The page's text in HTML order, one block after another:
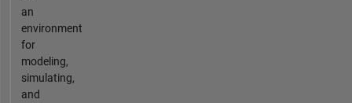
an
environment
for
modeling,
simulating,
and